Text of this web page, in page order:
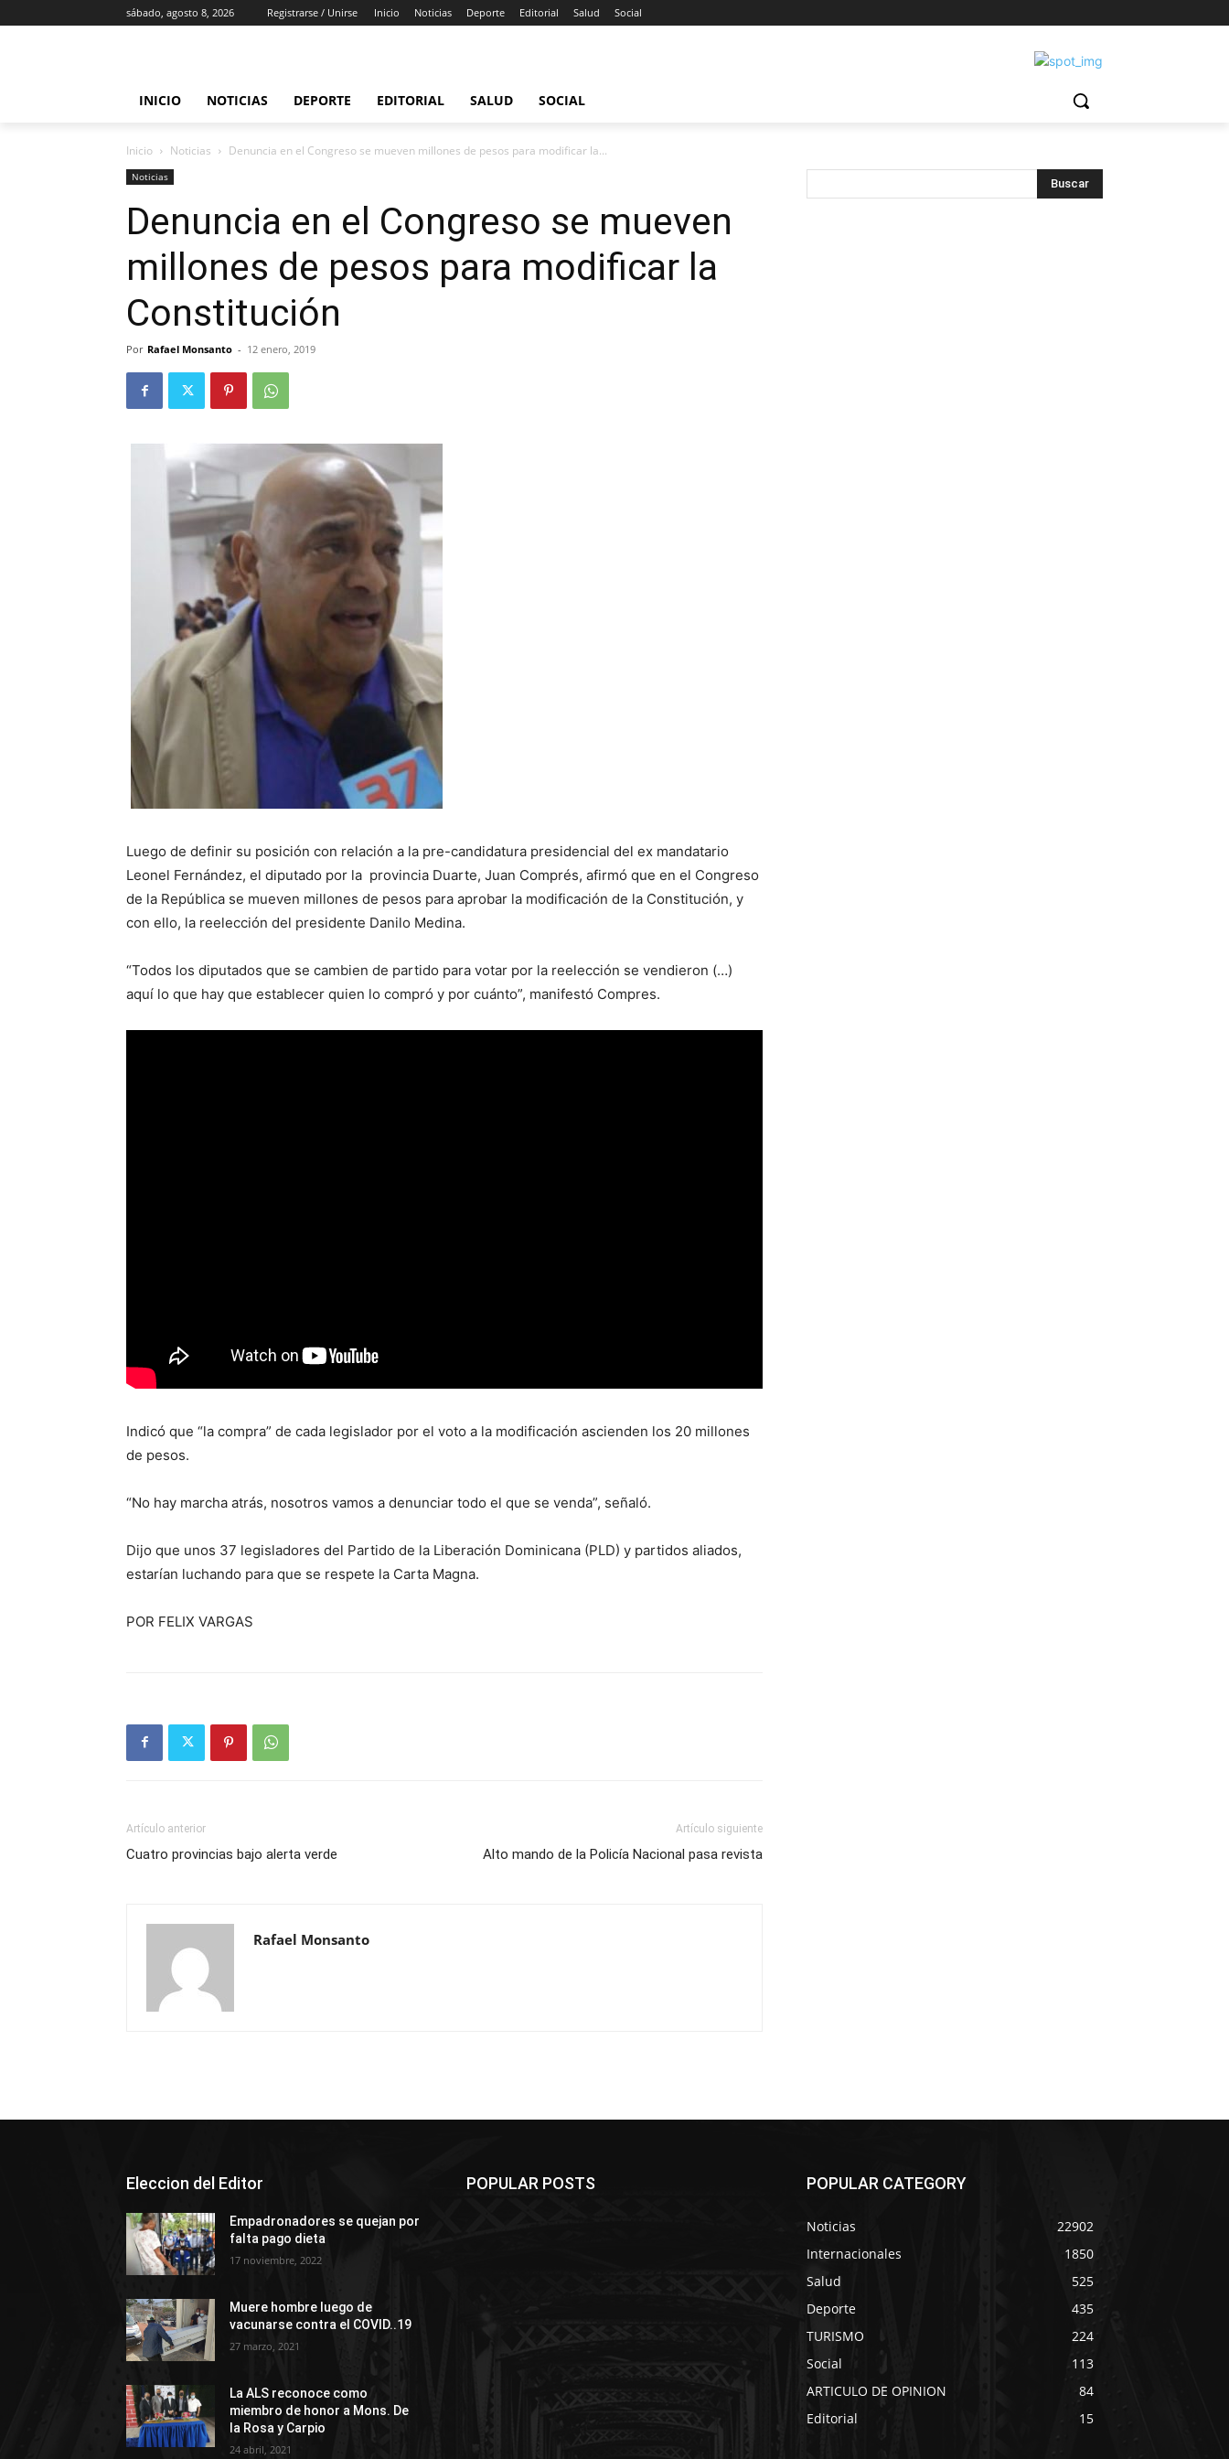
sábado, agosto 8, 2026 Registrarse / Unirse Inicio Noticias Deporte Editorial Salud Social
INICIO NOTICIAS DEPORTE EDITORIAL SALUD SOCIAL
Inicio Noticias Denuncia en el Congreso se mueven millones de pesos para modificar la...
Noticias
Denuncia en el Congreso se mueven
millones de pesos para modificar la
Constitución
Por Rafael Monsanto - 12 enero, 2019
Luego de definir su posición con relación a la pre-candidatura presidencial del ex mandatario
Leonel Fernández, el diputado por la provincia Duarte, Juan Comprés, afirmó que en el Congreso
de la República se mueven millones de pesos para aprobar la modificación de la Constitución, y
con ello, la reelección del presidente Danilo Medina.
“Todos los diputados que se cambien de partido para votar por la reelección se vendieron (…)
aquí lo que hay que establecer quien lo compró y por cuánto”, manifestó Compres.
Indicó que “la compra” de cada legislador por el voto a la modificación ascienden los 20 millones
de pesos.
“No hay marcha atrás, nosotros vamos a denunciar todo el que se venda”, señaló.
Dijo que unos 37 legisladores del Partido de la Liberación Dominicana (PLD) y partidos aliados,
estarían luchando para que se respete la Carta Magna.
POR FELIX VARGAS
Artículo anterior
Cuatro provincias bajo alerta verde
Artículo siguiente
Alto mando de la Policía Nacional pasa revista
Rafael Monsanto
Eleccion del Editor
Empadronadores se quejan por
falta pago dieta
17 noviembre, 2022
Muere hombre luego de
vacunarse contra el COVID..19
27 marzo, 2021
La ALS reconoce como
miembro de honor a Mons. De
la Rosa y Carpio
24 abril, 2021
POPULAR POSTS POPULAR CATEGORY
Noticias
22902
Internacionales
1850
Salud
525
Deporte
435
TURISMO
224
Social
113
ARTICULO DE OPINION
84
Editorial
15